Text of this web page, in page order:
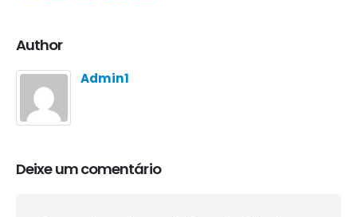
Author
Admin1
Deixe um comentário